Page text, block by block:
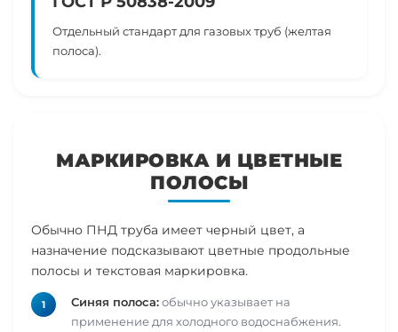
Отдельный стандарт для газовых труб (желтая
полоса).
МАРКИРОВКА И ЦВЕТНЫЕ
ПОЛОСЫ
Обычно ПНД труба имеет черный цвет, а
назначение подсказывают цветные продольные
полосы и текстовая маркировка.
Синяя полоса:обычно указывает на
применение для холодного водоснабжения.